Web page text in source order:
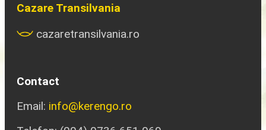
Cazare Transilvania
cazaretransilvania.ro
Contact
Email: info@kerengo.ro